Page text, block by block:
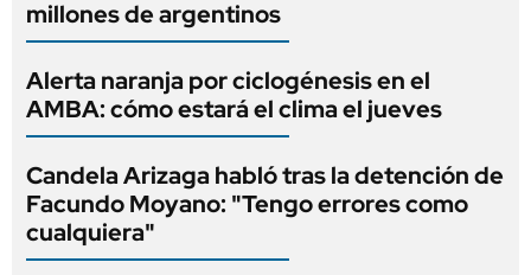
millones de argentinos
Alerta naranja por ciclogénesis en el
AMBA: cómo estará el clima el jueves
Candela Arizaga habló tras la detención de
Facundo Moyano: "Tengo errores como
cualquiera"